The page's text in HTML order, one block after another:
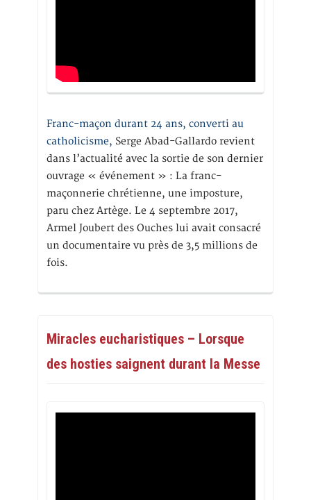
Franc-maçon durant 24 ans, converti au
catholicisme, Serge Abad-Gallardo revient
dans l’actualité avec la sortie de son dernier
ouvrage « événement » : La franc-
maçonnerie chrétienne, une imposture,
paru chez Artège. Le 4 septembre 2017,
Armel Joubert des Ouches lui avait consacré
un documentaire vu près de 3,5 millions de
fois.
Miracles eucharistiques – Lorsque
des hosties saignent durant la Messe